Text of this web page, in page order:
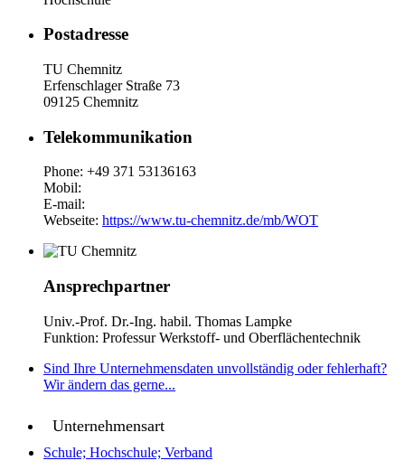
Postadresse
TU Chemnitz
Erfenschlager Straße 73
09125 Chemnitz
Telekommunikation
Phone: +49 371 53136163
Mobil:
E-mail:
Webseite: https://www.tu-chemnitz.de/mb/WOT
Ansprechpartner
Univ.-Prof. Dr.-Ing. habil. Thomas Lampke
Funktion: Professur Werkstoff- und Oberflächentechnik
Sind Ihre Unternehmensdaten unvollständig oder fehlerhaft?
Wir ändern das gerne...
Unternehmensart
Schule; Hochschule; Verband